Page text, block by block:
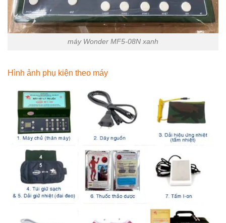
máy Wonder MF5-08N xanh
Hình ảnh phụ kiện theo máy